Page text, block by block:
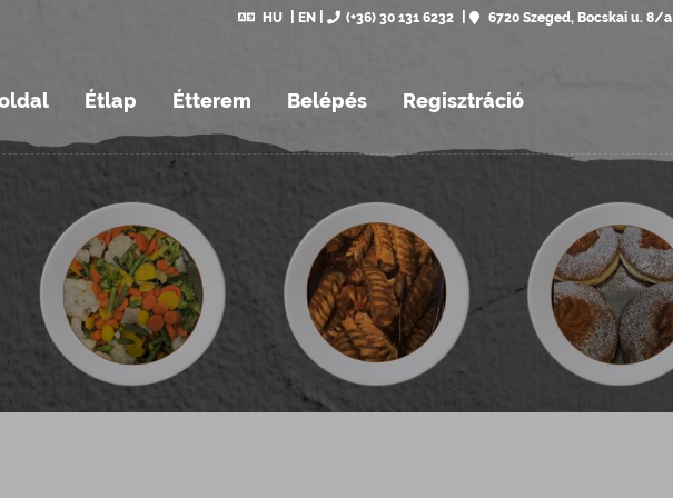
HU EN (+36) 30 131 6232 6720 Szeged, Bocskai u. 8/a
Étlap Étterem Belépés Regisztráció